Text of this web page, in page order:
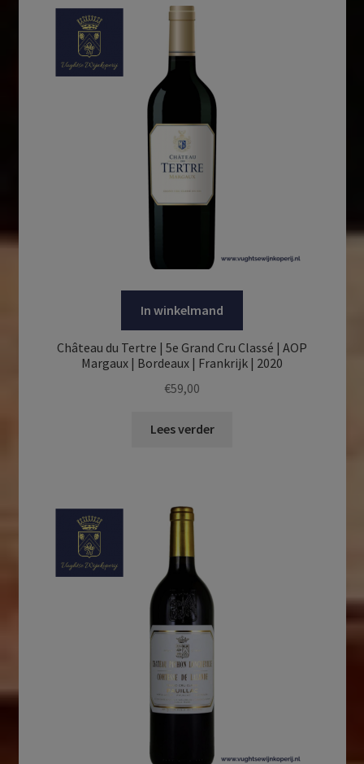
In winkelmand
Château du Tertre | 5e Grand Cru Classé | AOP
Margaux | Bordeaux | Frankrijk | 2020
€59,00
Lees verder